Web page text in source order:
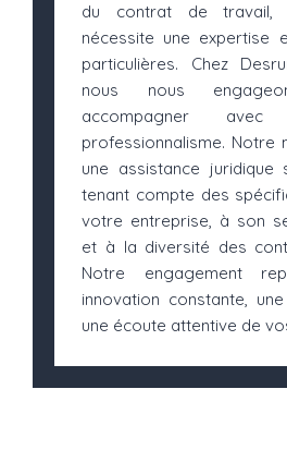
du contrat de travail,
nécessite une expertise
particulières. Chez
nous nous
accompagner
professionnalisme. Notre
une assistance juridique
tenant compte des
votre entreprise, à son
et à la diversité des
Notre engagement
innovation constante,
une écoute attentive de